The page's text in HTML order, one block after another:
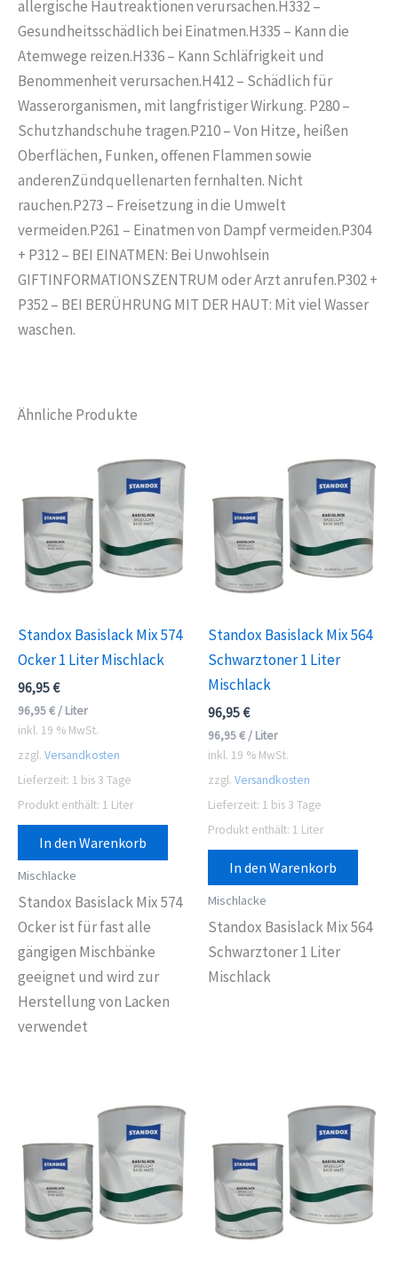
allergische Hautreaktionen verursachen.H332 –
Gesundheitsschädlich bei Einatmen.H335 – Kann die
Atemwege reizen.H336 – Kann Schläfrigkeit und
Benommenheit verursachen.H412 – Schädlich für
Wasserorganismen, mit langfristiger Wirkung. P280 –
Schutzhandschuhe tragen.P210 – Von Hitze, heißen
Oberflächen, Funken, offenen Flammen sowie
anderenZündquellenarten fernhalten. Nicht
rauchen.P273 – Freisetzung in die Umwelt
vermeiden.P261 – Einatmen von Dampf vermeiden.P304
+ P312 – BEI EINATMEN: Bei Unwohlsein
GIFTINFORMATIONSZENTRUM oder Arzt anrufen.P302 +
P352 – BEI BERÜHRUNG MIT DER HAUT: Mit viel Wasser
waschen.
Ähnliche Produkte
Standox Basislack Mix 574
Ocker 1 Liter Mischlack
96,95€
96,95€ / Liter
inkl. 19 % MwSt.
zzgl. Versandkosten
Lieferzeit: 1 bis 3 Tage
Produkt enthält: 1 Liter
In den Warenkorb
Mischlacke
Standox Basislack Mix 574
Ocker ist für fast alle
gängigen Mischbänke
geeignet und wird zur
Herstellung von Lacken
verwendet
Standox Basislack Mix 564
Schwarztoner 1 Liter
Mischlack
96,95€
96,95€ / Liter
inkl. 19 % MwSt.
zzgl. Versandkosten
Lieferzeit: 1 bis 3 Tage
Produkt enthält: 1 Liter
In den Warenkorb
Mischlacke
Standox Basislack Mix 564
Schwarztoner 1 Liter
Mischlack